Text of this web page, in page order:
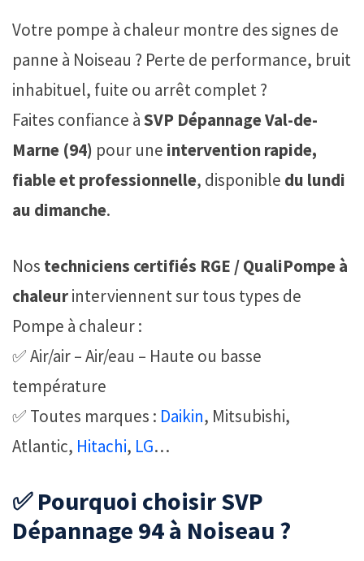
Votre pompe à chaleur montre des signes de
panne à Noiseau ? Perte de performance, bruit
inhabituel, fuite ou arrêt complet ?
Faites confiance àSVP Dépannage Val-de-
Marne (94) pour une intervention rapide,
fiable et professionnelle, disponible du lundi
au dimanche.
Nos techniciens certifiés RGE / QualiPompe à
chaleurinterviennent sur tous types de
Pompe à chaleur :
✅ Air/air – Air/eau – Haute ou basse
température
✅ Toutes marques : Daikin, Mitsubishi,
Atlantic, Hitachi, LG…
✅ Pourquoi choisir SVP
Dépannage 94 à Noiseau ?